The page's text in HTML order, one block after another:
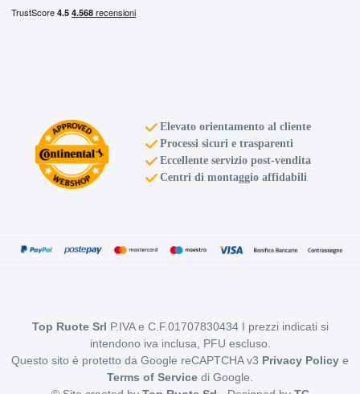
Elevato orientamento al cliente
Processi sicuri e trasparenti
Eccellente servizio post-vendita
Centri di montaggio affidabili
Top Ruote Srl P.IVA e C.F.01707830434 I prezzi indicati si
intendono iva inclusa, PFU escluso.
Questo sito è protetto da Google reCAPTCHA v3 Privacy Policy e
Terms of Service di Google.